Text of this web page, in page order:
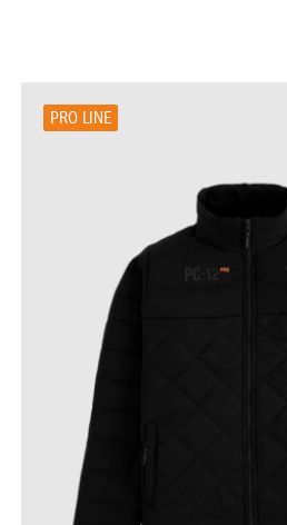
PRO LINE